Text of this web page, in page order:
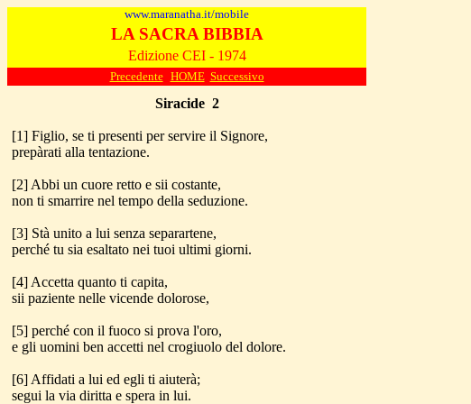
www.maranatha.it/mobile
LA SACRA BIBBIA
Edizione CEI - 1974
Precedente HOME Successivo
Siracide 2
[1] Figlio, se ti presenti per servire il Signore,
prepàrati alla tentazione.
[2] Abbi un cuore retto e sii costante,
non ti smarrire nel tempo della seduzione.
[3] Stà unito a lui senza separartene,
perché tu sia esaltato nei tuoi ultimi giorni.
[4] Accetta quanto ti capita,
sii paziente nelle vicende dolorose,
[5] perché con il fuoco si prova l'oro,
e gli uomini ben accetti nel crogiuolo del dolore.
[6] Affidati a lui ed egli ti aiuterà;
segui la via diritta e spera in lui.